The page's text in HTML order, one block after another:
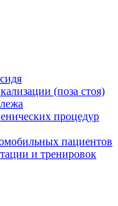
(поза стоя)
процедур
пациентов
и тренировок